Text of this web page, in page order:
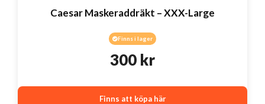
Caesar Maskeraddräkt – XXX-Large
Finns i lager
300 kr
Finns att köpa här